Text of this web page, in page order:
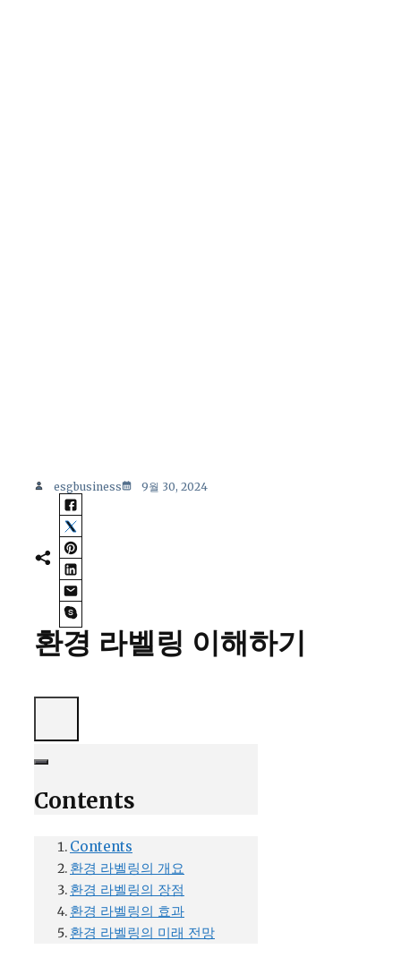
esgbusiness 9월 30, 2024
환경 라벨링 이해하기
Contents
Contents
환경 라벨링의 개요
환경 라벨링의 장점
환경 라벨링의 효과
환경 라벨링의 미래 전망